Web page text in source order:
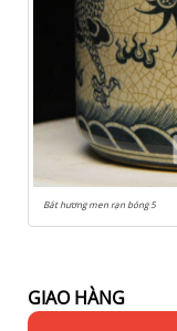
Bát hương men rạn bóng 5
GIAO HÀNG